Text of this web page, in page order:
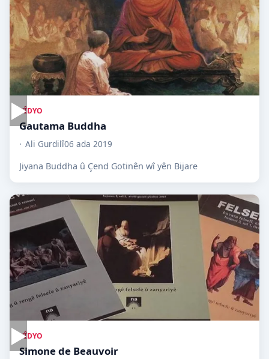
▶VÎDYO
Gautama Buddha
Ali Gurdilî06 ada 2019
Jiyana Buddha û Çend Gotinên wî yên Bijare
▶VÎDYO
Simone de Beauvoir